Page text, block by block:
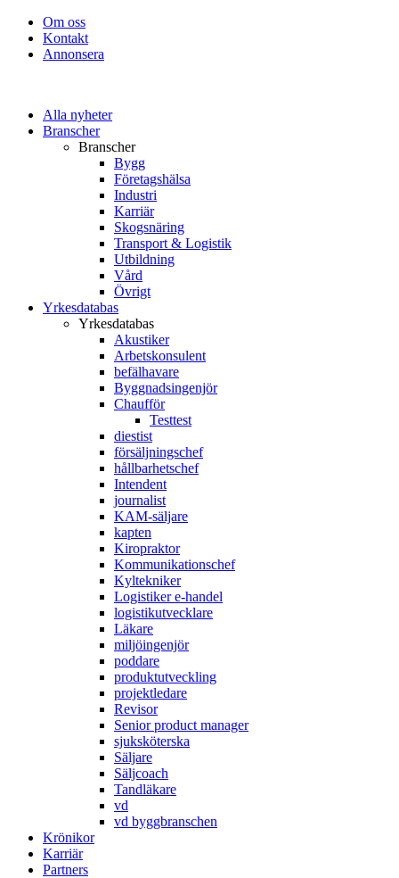
Om oss
Kontakt
Annonsera
Alla nyheter
Branscher
Branscher
Bygg
Företagshälsa
Industri
Karriär
Skogsnäring
Transport & Logistik
Utbildning
Vård
Övrigt
Yrkesdatabas
Yrkesdatabas
Akustiker
Arbetskonsulent
befälhavare
Byggnadsingenjör
Chaufför
Testtest
diestist
försäljningschef
hållbarhetschef
Intendent
journalist
KAM-säljare
kapten
Kiropraktor
Kommunikationschef
Kyltekniker
Logistiker e-handel
logistikutvecklare
Läkare
miljöingenjör
poddare
produktutveckling
projektledare
Revisor
Senior product manager
sjuksköterska
Säljare
Säljcoach
Tandläkare
vd
vd byggbranschen
Krönikor
Karriär
Partners